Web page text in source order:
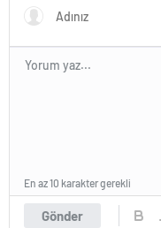
Gönder
En az 10 karakter gerekli